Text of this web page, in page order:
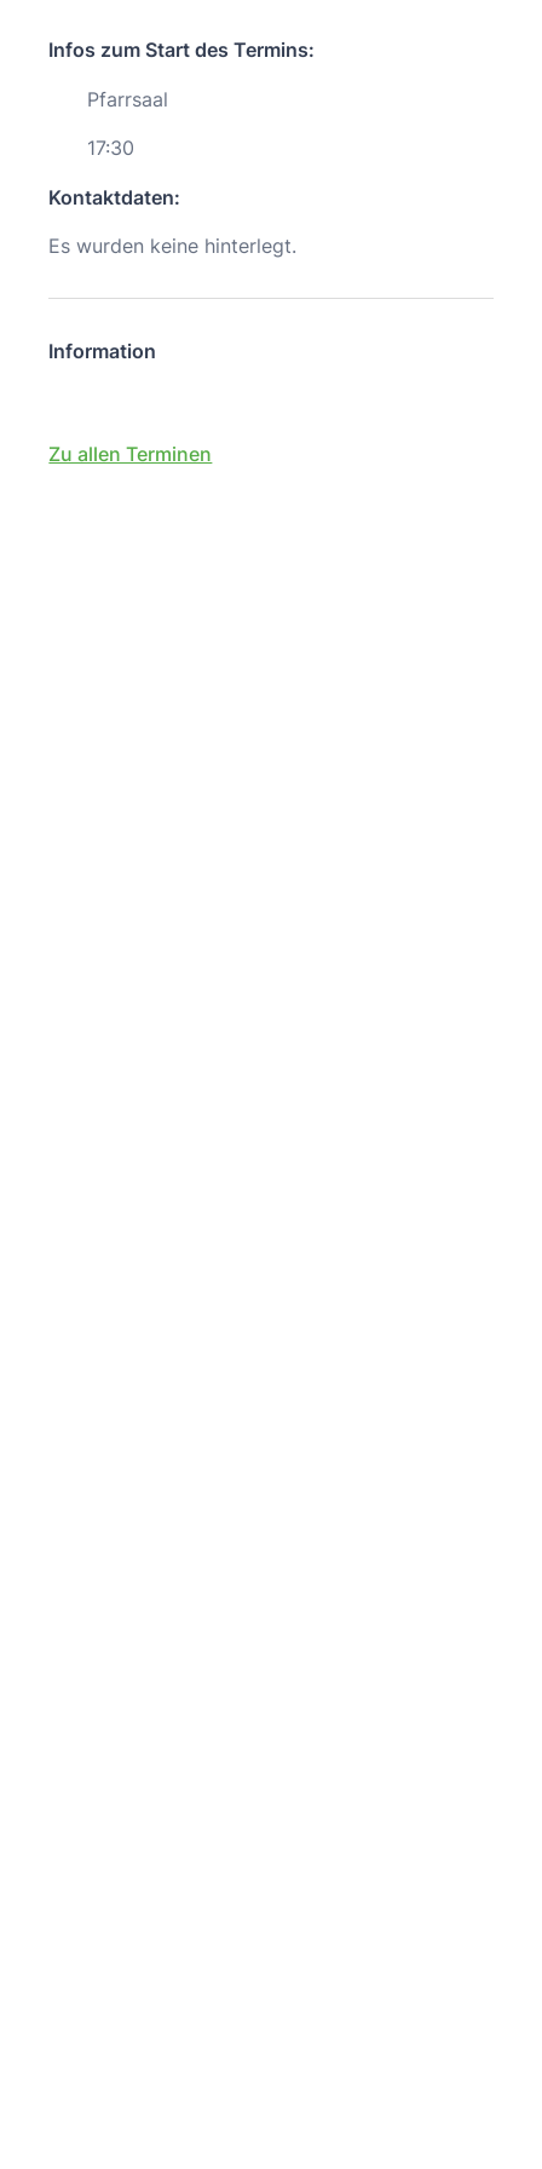
Infos zum Start des Termins:
Pfarrsaal
17:30
Kontaktdaten:
Es wurden keine hinterlegt.
Information
Zu allen Terminen